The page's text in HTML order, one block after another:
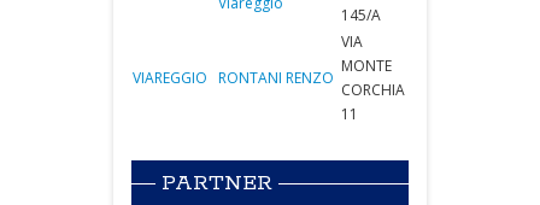
145/A
VIAREGGIO RONTANI RENZO
VIA
MONTE
CORCHIA
11
PARTNER